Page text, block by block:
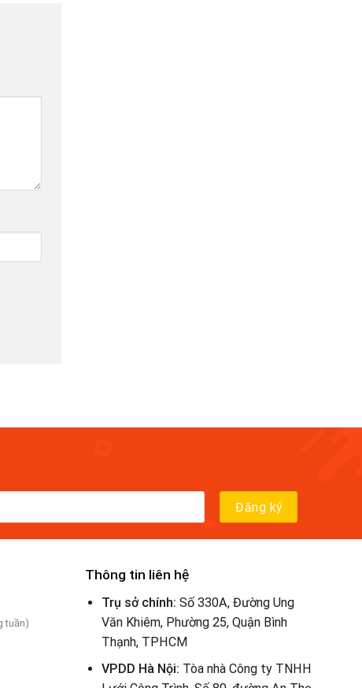
tuần)
Thông tin liên hệ
Trụ sở chính: Số 330A, Đường Ung
Văn Khiêm, Phường 25, Quận Bình
Thạnh, TPHCM
VPDD Hà Nội: Tòa nhà Công ty TNHH